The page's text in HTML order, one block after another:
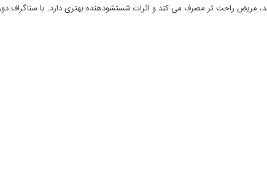
مریض راحت تر مصرف می کند و اثرات شستشودهنده بهتری دارد. با سناگراف